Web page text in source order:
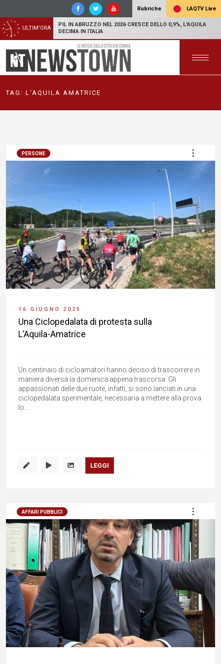
Rubriche LAQTV Live
ULTIM'ORA
PIL IN ABRUZZO NEL 2026 CRESCE DELLO 0,9%, L'AQUILA
DECIMA IN ITALIA
TAG: L'AQUILA AMATRICE
PERSONE
16 GIUGNO 2025
Una Ciclopedalata di protesta sulla
L’Aquila-Amatrice
Un centinaio di cicloamatori hanno deciso di trascorrere in
maniera diversa la domenica appena trascorsa. Gli
appassionati delle due ruote, infatti, si sono lanciati in una
ciclopedalata sperimentale, necessaria a mettere alla prova
lo...
LEGGI
AFFARI PUBBLICI